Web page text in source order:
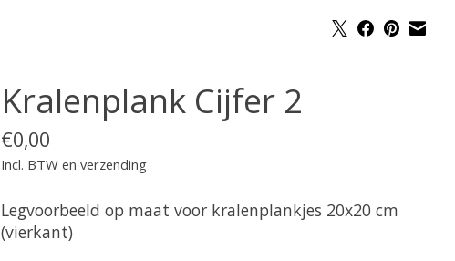
Kralenplank Cijfer 2
€0,00
Incl. BTW en verzending
Legvoorbeeld op maat voor kralenplankjes 20x20 cm
(vierkant)